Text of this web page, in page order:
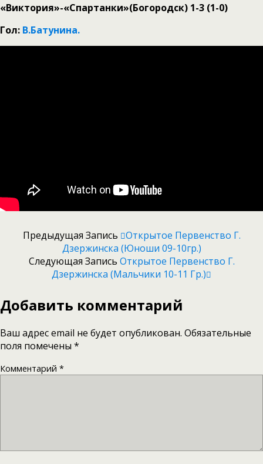
«Виктория»-«Спартанки»(Богородск) 1-3 (1-0)
Гол: В.Батунина.
Предыдущая Запись
Открытое Первенство Г.
Дзержинска (юноши 09-10гр.)
Следующая Запись Открытое Первенство Г.
Дзержинска (мальчики 10-11 Гр.)
Добавить комментарий
Ваш адрес email не будет опубликован. Обязательные
поля помечены *
Комментарий *